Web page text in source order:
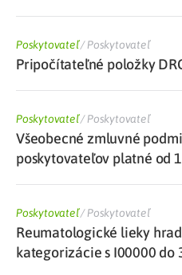
Poskytovateľ/Poskytovateľ
Pripočítateľné položky
Poskytovateľ/Poskytovateľ
Všeobecné zmluvné
poskytovateľov platné od
Poskytovateľ/Poskytovateľ
Reumatologické lieky
kategorizácie s I00000 do